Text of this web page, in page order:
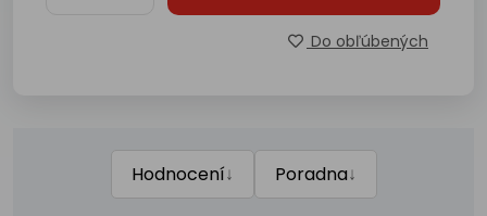
Do obľúbených
Hodnocení↓ Poradna↓